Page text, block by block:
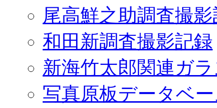
尾高鮮之助調査撮
和田新調査撮影記録
新海竹太郎関連ガ
写真原板データベ